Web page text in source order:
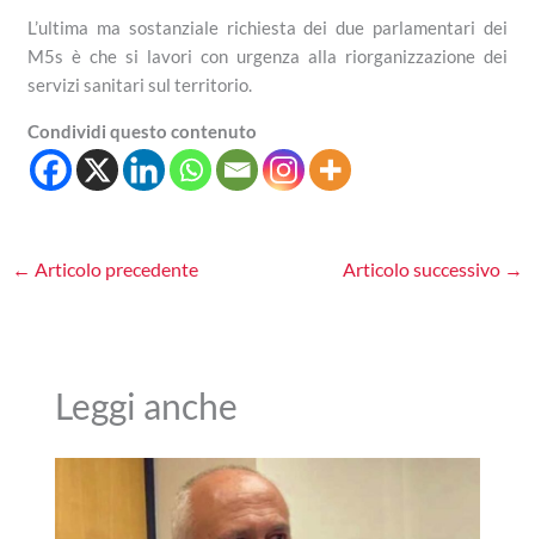
L’ultima ma sostanziale richiesta dei due parlamentari dei
M5s è che si lavori con urgenza alla riorganizzazione dei
servizi sanitari sul territorio.
Condividi questo contenuto
← Articolo precedente Articolo successivo →
Leggi anche